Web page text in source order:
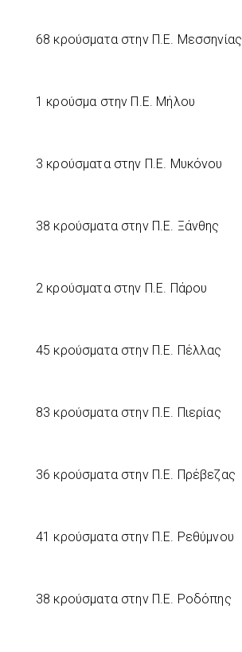
68 κρούσματα στην Π.Ε. Μεσσηνίας
1 κρούσμα στην Π.Ε. Μήλου
3 κρούσματα στην Π.Ε. Μυκόνου
38 κρούσματα στην Π.Ε. Ξάνθης
2 κρούσματα στην Π.Ε. Πάρου
45 κρούσματα στην Π.Ε. Πέλλας
83 κρούσματα στην Π.Ε. Πιερίας
36 κρούσματα στην Π.Ε. Πρέβεζας
41 κρούσματα στην Π.Ε. Ρεθύμνου
38 κρούσματα στην Π.Ε. Ροδόπης